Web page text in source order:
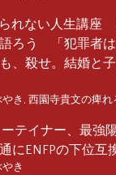
れない人生講座
ろう 「犯罪者は
、殺せ。結婚と
き 西園寺貴文の痺れ
ーテイナー、最強
にENFPの下位互
き